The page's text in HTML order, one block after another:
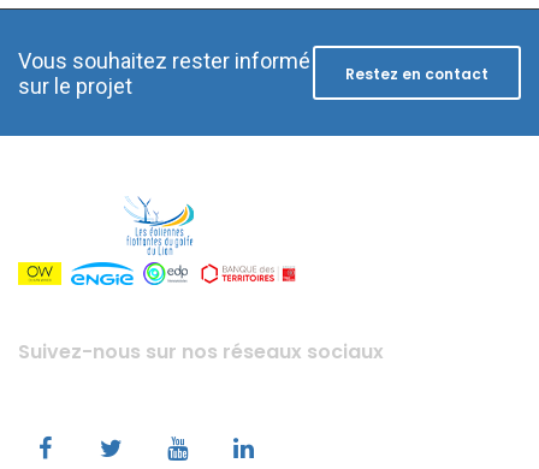
Vous souhaitez rester informé
sur le projet
Restez en contact
Suivez-nous sur nos réseaux sociaux